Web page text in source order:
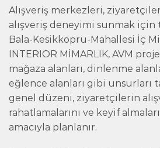
Alışveriş merkezleri,
alışveriş deneyimi sunmak için
Bala-Kesikkopru-Mahallesi İç
INTERIOR MİMARLIK, AVM
mağaza alanları, dinlenme
eğlence alanları gibi unsurları
genel düzeni, ziyaretçilerin
rahatlamalarını ve keyif
amacıyla planlanır.